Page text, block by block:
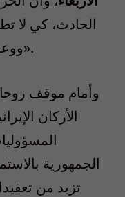
الحادث، كي لا
ووعده بأنه يستطيع إخفاء الموضوع».
وأمام موقف
الأركان
الجمهورية
تزيد من